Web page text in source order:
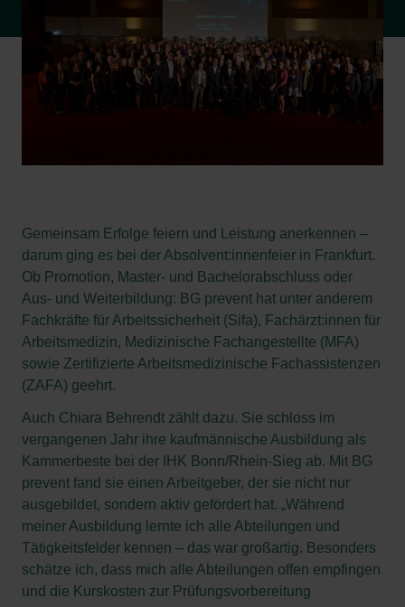
Gemeinsam Erfolge feiern und Leistung anerkennen –
darum ging es bei der Absolvent:innenfeier in Frankfurt.
Ob Promotion, Master- und Bachelorabschluss oder
Aus- und Weiterbildung: BG prevent hat unter anderem
Fachkräfte für Arbeitssicherheit (Sifa), Fachärzt:innen für
Arbeitsmedizin, Medizinische Fachangestellte (MFA)
sowie Zertifizierte Arbeitsmedizinische Fachassistenzen
(ZAFA) geehrt.
Auch Chiara Behrendt zählt dazu. Sie schloss im
vergangenen Jahr ihre kaufmännische Ausbildung als
Kammerbeste bei der IHK Bonn/Rhein-Sieg ab. Mit BG
prevent fand sie einen Arbeitgeber, der sie nicht nur
ausgebildet, sondern aktiv gefördert hat. „Während
meiner Ausbildung lernte ich alle Abteilungen und
Tätigkeitsfelder kennen – das war großartig. Besonders
schätze ich, dass mich alle Abteilungen offen empfingen
und die Kurskosten zur Prüfungsvorbereitung